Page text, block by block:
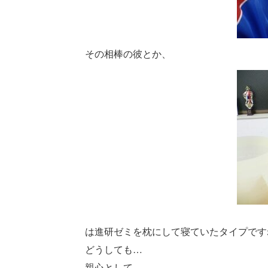
その相棒の彼とか、
は進研ゼミを枕にして寝ていたタイプで
どうしても…